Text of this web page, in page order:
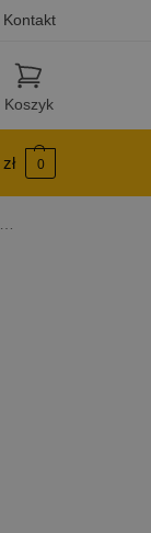
Kontakt
Koszyk
zł 0